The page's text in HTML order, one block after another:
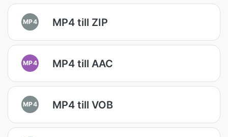
MP4 MP4 till ZIP
MP4 MP4 till AAC
MP4 MP4 till VOB